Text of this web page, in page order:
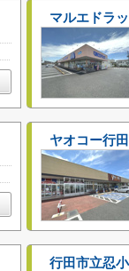
マルエドラ
ヤオコー行
行田市立忍